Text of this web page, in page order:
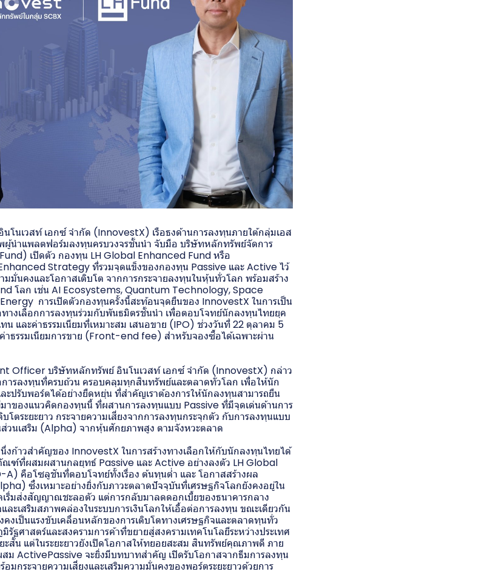
นเวสท์ เอกซ์ จำกัด (InnovestX) เรือธงด้านการลงทุนภายใต้กลุ่มเอส
นำแพลตฟอร์มลงทุนครบวงจรชั้นนำ จับมือ บริษัทหลักทรัพย์จัดการ
เปิดตัว กองทุน LH Global Enhanced Fund หรือ
Strategy ที่รวมจุดแข็งของกองทุน Passive และ Active ไว้
มมั่นคงและโอกาสเติบโต จากการกระจายลงทุนในหุ้นทั่วโลก พร้อมสร้าง
โลก เช่น AI Ecosystems, Quantum Technology, Space
การเปิดตัวกองทุนครั้งนี้สะท้อนจุดยืนของ InnovestX ในการเป็น
างเลือกการลงทุนร่วมกับพันธมิตรชั้นนำ เพื่อตอบโจทย์นักลงทุนไทยยุค
และค่าธรรมเนียมที่เหมาะสม เสนอขาย (IPO) ช่วงวันที่ 22 ตุลาคม 5
ธรรมเนียมการขาย (Front-end fee) สำหรับจองซื้อได้เฉพาะผ่าน
Officer บริษัทหลักทรัพย์ อินโนเวสท์ เอกซ์ จำกัด (InnovestX) กล่าว
ารลงทุนที่ครบถ้วน ครอบคลุมทุกสินทรัพย์และตลาดทั่วโลก เพื่อให้นัก
ปรับพอร์ตได้อย่างยืดหยุ่น ที่สำคัญเราต้องการให้นักลงทุนสามารถยืน
มาของแนวคิดกองทุนนี้ ที่ผสานการลงทุนแบบ Passive ที่มีจุดเด่นด้านการ
โตระยะยาว กระจายความเสี่ยงจากการลงทุนกระจุกตัว กับการลงทุนแบบ
นเสริม (Alpha) จากหุ้นศักยภาพสูง ตามจังหวะตลาด
งก้าวสำคัญของ InnovestX ในการสร้างทางเลือกให้กับนักลงทุนไทยได้
ณฑ์ที่ผสมผสานกลยุทธ์ Passive และ Active อย่างลงตัว LH Global
A) คือโซลูชันที่ตอบโจทย์ทั้งเรื่อง ต้นทุนต่ำ และ โอกาสสร้างผล
ซึ่งเหมาะอย่างยิ่งกับภาวะตลาดปัจจุบันที่เศรษฐกิจโลกยังคงอยู่ใน
ริ่มส่งสัญญาณชะลอตัว แต่การกลับมาลดดอกเบี้ยของธนาคารกลาง
ละเสริมสภาพคล่องในระบบการเงินโลกให้เอื้อต่อการลงทุน ขณะเดียวกัน
คงเป็นแรงขับเคลื่อนหลักของการเติบโตทางเศรษฐกิจและตลาดทุนทั่ว
รัฐศาสตร์และสงครามการค้าที่ขยายสู่สงครามเทคโนโลยีระหว่างประเทศ
ะสั้น แต่ในระยะยาวยังเปิดโอกาสให้ทยอยสะสม สินทรัพย์คุณภาพดี ภาย
ม ActivePassive จะยิ่งมีบทบาทสำคัญ เปิดรับโอกาสจากธีมการลงทุน
กระจายความเสี่ยงและเสริมความมั่นคงของพอร์ตระยะยาวด้วยการ